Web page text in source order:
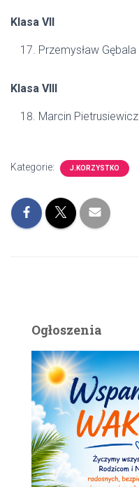
Klasa VII
Przemysław Gębala
Klasa VIII
Marcin Pietrusiewicz
Kategorie: J.KORZYSTKO
Ogłoszenia